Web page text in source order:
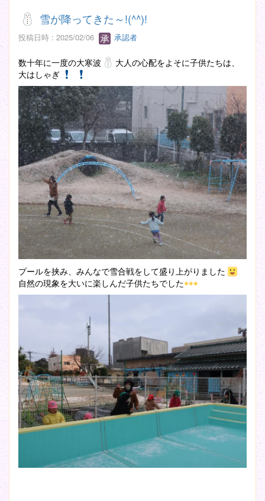
雪が降ってきた～!(^^)!
投稿日時 : 2025/02/06 承認者
数十年に一度の大寒波
大人の心配をよそに子供たちは、
大はしゃぎ
プールを挟み、みんなで雪合戦をして盛り上がりました
自然の現象を大いに楽しんだ子供たちでした